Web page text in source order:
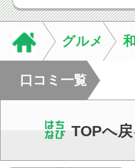
グルメ
口コミ一覧
TOPへ戻